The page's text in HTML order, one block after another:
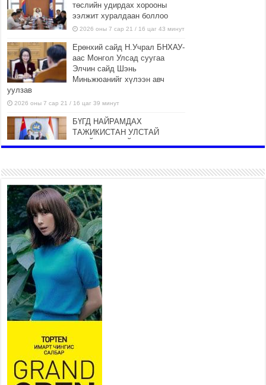
төслийн удирдах хорооны
ээлжит хуралдаан боллоо
2026 оны 7 сар 21 / 16 цаг 43 минут
Ерөнхий сайд Н.Учрал БНХАУ-
аас Монгол Улсад суугаа
Элчин сайд Шэнь
Миньжюанийг хүлээн авч
уулзав
2026 оны 7 сар 21 / 16 цаг 39 минут
БҮГД НАЙРАМДАХ
ТАЖИКИСТАН УЛСТАЙ
26,992 суралцагч хотхоны бага
сургуульд, 8100 суралцагч
төрөлжсөн ахлах сургуульд
суралцана
2026 оны 7 сар 21 / 13 цаг 43 минут
COP17 хурлын үеэрх замын
хөдөлгөөн, нийтийн тээврийн
зохицуулалт, сургууль,
цэцэрлэг, зах, худалдааны
төвийн ажиллах хуваарийг гаргаж, иргэдэд
мэдээлэхийг үүрэг болголоо
2026 оны 7 сар 21 / 11 цаг 59 минут
Гэр бүлийн хэрэг шүүхэд хянан шийдвэрлэх
тухай хуулиар хүүхдийн дээд ашиг сонирхлыг
нэн тэргүүнд хангахыг баталгаажууллаа
2026 оны 7 сар 21 / 11 цаг 42 минут